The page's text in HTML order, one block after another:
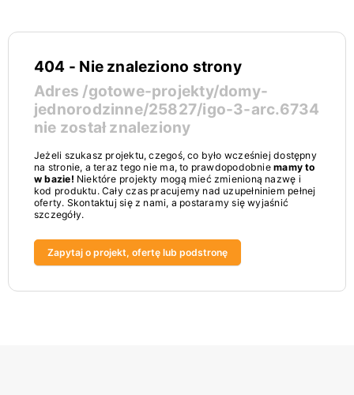
404 - Nie znaleziono strony
Adres /gotowe-projekty/domy-
jednorodzinne/25827/igo-3-arc.6734
nie został znaleziony
Jeżeli szukasz projektu, czegoś, co było wcześniej dostępny
na stronie, a teraz tego nie ma, to prawdopodobniemamy to
w bazie! Niektóre projekty mogą mieć zmienioną nazwę i
kod produktu. Cały czas pracujemy nad uzupełniniem pełnej
oferty. Skontaktuj się z nami, a postaramy się wyjaśnić
szczegóły.
Zapytaj o projekt, ofertę lub podstronę